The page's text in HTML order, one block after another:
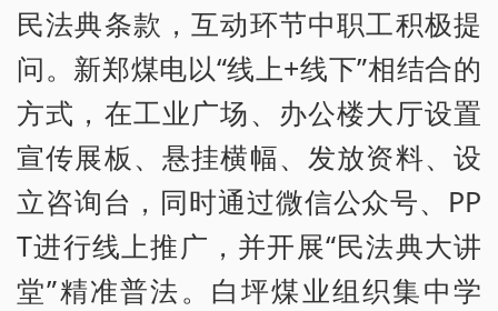
民法典条款，互动环节中职工积极提
问。新郑煤电以“线上+线下”相结合的
方式，在工业广场、办公楼大厅设置
宣传展板、悬挂横幅、发放资料、设
立咨询台，同时通过微信公众号、PP
T进行线上推广，并开展“民法典大讲
堂”精准普法。白坪煤业组织集中学